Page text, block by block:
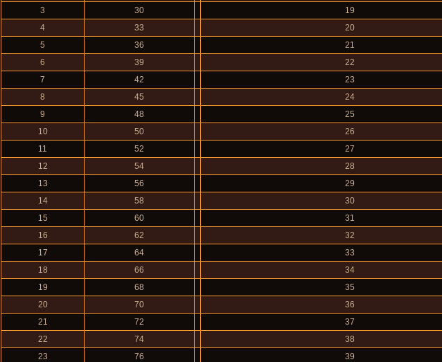
3
30
19
4
33
20
5
36
21
6
39
22
7
42
23
8
45
24
9
48
25
10
50
26
11
52
27
12
54
28
13
56
29
14
58
30
15
60
31
16
62
32
17
64
33
18
66
34
19
68
35
20
70
36
21
72
37
22
74
38
23
76 39